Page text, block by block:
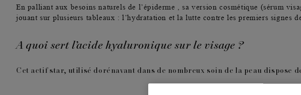
En palliant aux besoins naturels de l’épiderme , sa version cosmétique (sérum
jouant sur plusieurs tableaux : l’hydratation et la lutte contre les premiers signes
A quoi sert l’acide hyaluronique sur le visage ?
Cet actif star, utilisé dorénavant dans de nombreux soin de la peau dispose